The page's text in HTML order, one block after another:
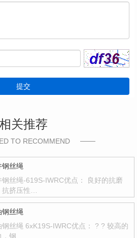
提交
关推荐
TO RECOMMEND
钢丝绳
钢丝绳-619S-IWRC优点： 良好的抗磨
挤压性…
钢丝绳
钢丝绳 6xK19S-IWRC优点： ? ? 较高的
钢…